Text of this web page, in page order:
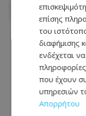
επίσης
του
διαφήμισης
ενδέχεται
που έχουν
υπηρεσιών
Απορρήτου